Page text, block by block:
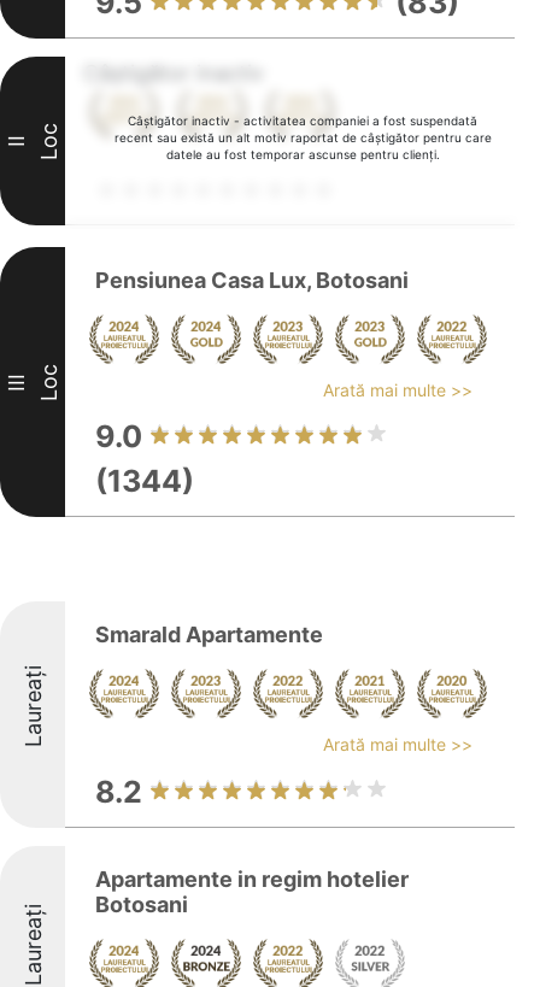
Câștigător inactiv - activitatea companiei a fost suspendată
recent sau există un alt motiv raportat de câștigător pentru care
datele au fost temporar ascunse pentru clienți.
II Loc
III Loc
Pensiunea Casa Lux, Botosani
Arată mai multe >>
9.0
(1344)
Laureați
Smarald Apartamente
Arată mai multe >>
8.2
Laureați
Apartamente in regim hotelier
Botosani